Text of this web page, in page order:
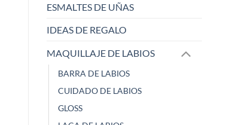
ESMALTES DE UÑAS
IDEAS DE REGALO
MAQUILLAJE DE LABIOS
BARRA DE LABIOS
CUIDADO DE LABIOS
GLOSS